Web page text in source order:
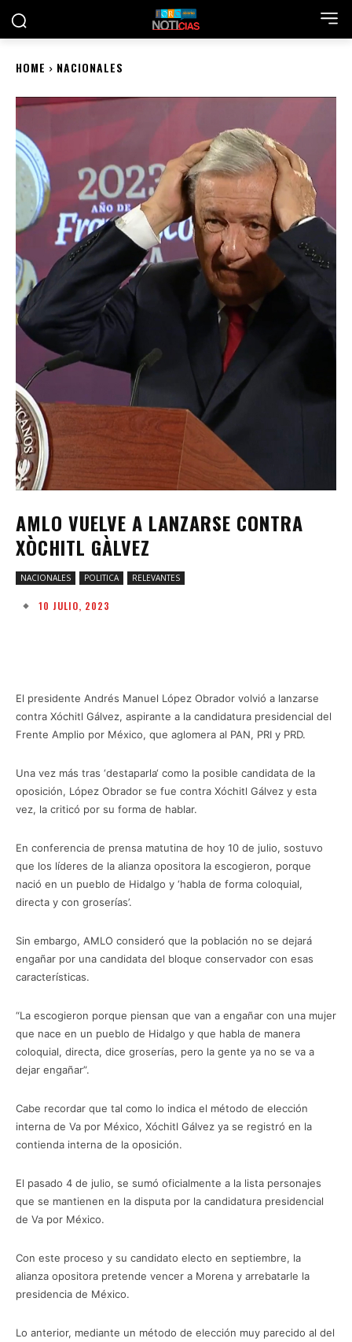
HOME NACIONALES
AMLO VUELVE A LANZARSE CONTRA
XÒCHITL GÀLVEZ
NACIONALES POLITICA RELEVANTES
10 JULIO, 2023
El presidente Andrés Manuel López Obrador volvió a lanzarse
contra Xóchitl Gálvez, aspirante a la candidatura presidencial del
Frente Amplio por México, que aglomera al PAN, PRI y PRD.
Una vez más tras ‘destaparla‘ como la posible candidata de la
oposición, López Obrador se fue contra Xóchitl Gálvez y esta
vez, la criticó por su forma de hablar.
En conferencia de prensa matutina de hoy 10 de julio, sostuvo
que los líderes de la alianza opositora la escogieron, porque
nació en un pueblo de Hidalgo y ‘habla de forma coloquial,
directa y con groserías’.
Sin embargo, AMLO consideró que la población no se dejará
engañar por una candidata del bloque conservador con esas
características.
“La escogieron porque piensan que van a engañar con una mujer
que nace en un pueblo de Hidalgo y que habla de manera
coloquial, directa, dice groserías, pero la gente ya no se va a
dejar engañar”.
Cabe recordar que tal como lo indica el método de elección
interna de Va por México, Xóchitl Gálvez ya se registró en la
contienda interna de la oposición.
El pasado 4 de julio, se sumó oficialmente a la lista personajes
que se mantienen en la disputa por la candidatura presidencial
de Va por México.
Con este proceso y su candidato electo en septiembre, la
alianza opositora pretende vencer a Morena y arrebatarle la
presidencia de México.
Lo anterior, mediante un método de elección muy parecido al del